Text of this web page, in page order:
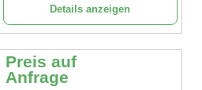
Details anzeigen
Preis auf
Anfrage